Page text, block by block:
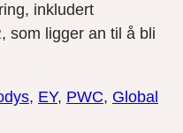
inkludert
som ligger an til å bli
, EY, PWC, Global